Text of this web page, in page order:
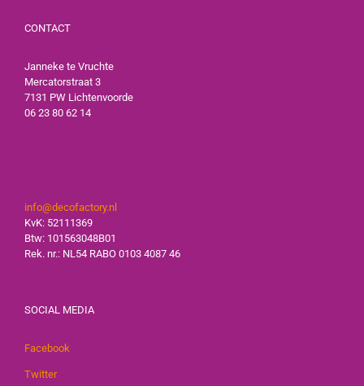
CONTACT
Janneke te Vruchte
Mercatorstraat 3
7131 PW Lichtenvoorde
06 23 80 62 14
info@decofactory.nl
KvK: 52111369
Btw: 101563048B01
Rek. nr.: NL54 RABO 0103 4087 46
SOCIAL MEDIA
Facebook
Twitter